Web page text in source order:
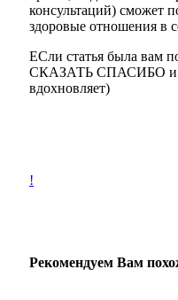
консультаций) сможет
здоровые отношения в
ЕСли статья была вам
СКАЗАТЬ СПАСИБО и
вдохновляет)
!
Рекомендуем Вам